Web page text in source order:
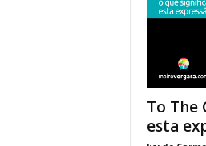
To The
esta